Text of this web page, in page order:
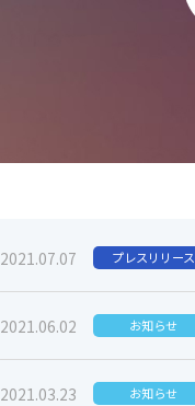
2021.07.07 プレスリリース
2021.06.02 お知らせ
2021.03.23 お知らせ